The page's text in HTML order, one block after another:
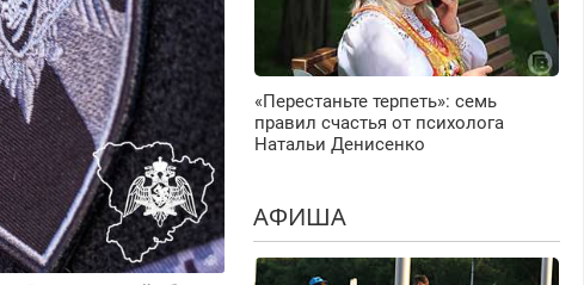
«Перестаньте терпеть»: семь
правил счастья от психолога
Натальи Денисенко
АФИША